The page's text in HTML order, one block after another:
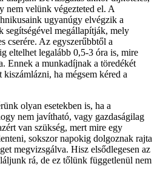
nem velünk végezteted el. A
ugyanúgy elvégzik a
segítségével megállapítják, mely
cserére. Az egyszerűbbtől a
eltelhet legalább 0,5-3 óra is, mire
Ennek a munkadíjnak a töredékét
ha mégsem kéred a
olyan esetekben is, ha a
nem javítható, vagy gazdaságilag
van szükség, mert mire egy
sokszor napokig dolgoznak rajta
megvizsgálva. Hisz elsődlegesen az
rá, de ez tőlünk függetlenül nem